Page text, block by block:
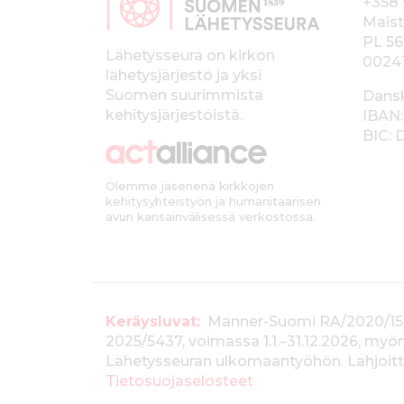
Lähetysseura on kirkon
lähetysjärjestö ja yksi
Suomen suurimmista
kehitysjärjestöistä.
Olemme jäsenenä kirkkojen
kehitysyhteistyön ja humanitaarisen
avun kansainvälisessä verkostossa.
PL 56
BIC:
T
i
e
Keräysluvat: Manner-Suomi RA/2020/
2025/5437, voimassa 1.1.–31.12.2026,
Lähetysseuran ulkomaantyöhön.
Tietosuojaselosteet